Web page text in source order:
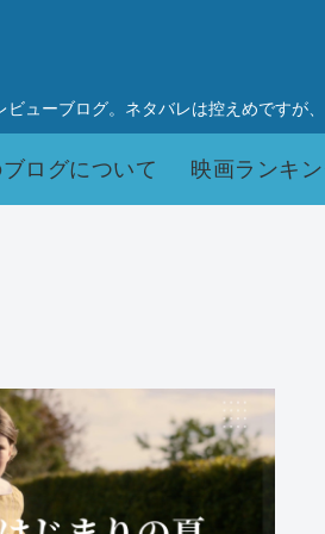
ューブログ。ネタバレは控えめですが
ブログについて 映画ランキ